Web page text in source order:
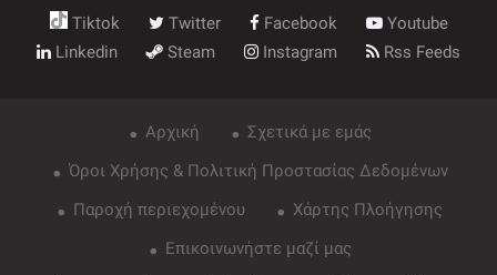
Tiktok Twitter Facebook
Youtube
Linkedin
Steam Instagram Rss Feeds
Αρχική
Σχετικά με εμάς
Όροι Χρήσης & Πολιτική Προστασίας Δεδομένων
Παροχή περιεχομένου
Χάρτης Πλοήγησης
Επικοινωνήστε μαζί μας